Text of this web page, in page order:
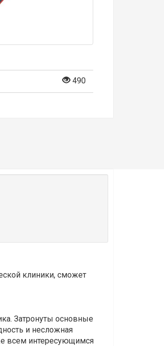
490
клиники, сможет
Затронуты основные
и несложная
всем интересующимся